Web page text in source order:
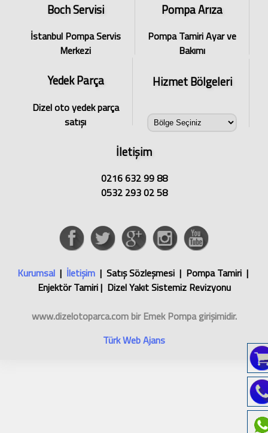
Boch Servisi
İstanbul Pompa Servis
Merkezi
Pompa Arıza
Pompa Tamiri Ayar ve
Bakımı
Yedek Parça
Dizel oto yedek parça
satışı
Hizmet Bölgeleri
İletişim
0216 632 99 88
0532 293 02 58
Kurumsal | İletişim | Satış Sözleşmesi | Pompa Tamiri |
Enjektör Tamiri | Dizel Yakıt Sistemiz Revizyonu
www.dizelotoparca.combir Emek Pompagirişimidir.
Türk Web Ajans